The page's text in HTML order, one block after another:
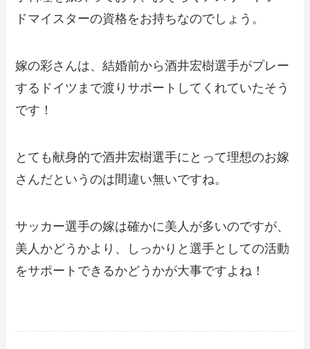
ドマイスターの資格をお持ちなのでしょう。
嫁の彩さんは、結婚前から酒井宏樹選手がプレー
するドイツまで渡りサポートしてくれていたそう
です！
とても献身的で酒井宏樹選手にとって理想のお嫁
さんだというのは間違い無いですね。
サッカー選手の嫁は確かに美人が多いのですが、
美人かどうかより、しっかりと選手としての活動
をサポートできるかどうかが大事ですよね！